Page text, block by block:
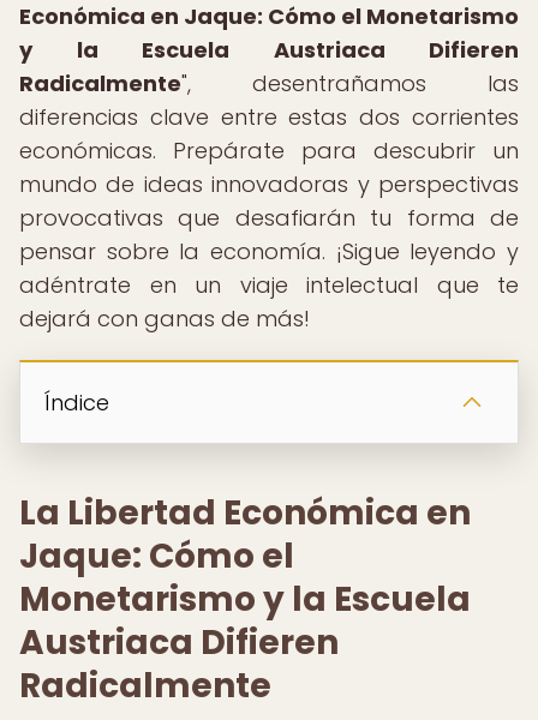
Económica en Jaque: Cómo el Monetarismo
y la Escuela Austriaca Difieren
Radicalmente", desentrañamos las
diferencias clave entre estas dos corrientes
económicas. Prepárate para descubrir un
mundo de ideas innovadoras y perspectivas
provocativas que desafiarán tu forma de
pensar sobre la economía. ¡Sigue leyendo y
adéntrate en un viaje intelectual que te
dejará con ganas de más!
Índice
La Libertad Económica en
Jaque: Cómo el
Monetarismo y la Escuela
Austriaca Difieren
Radicalmente